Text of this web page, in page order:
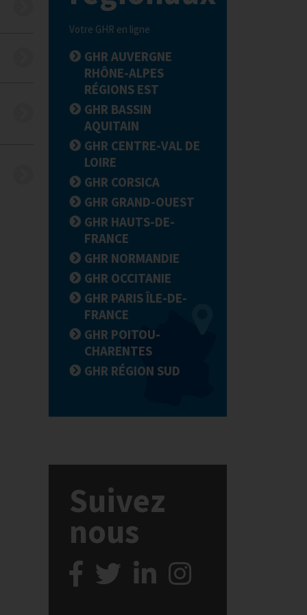
Votre GHR en ligne
GHR AUVERGNE
RHÔNE-ALPES
RÉGIONS EST
GHR BASSIN
AQUITAIN
GHR CENTRE-VAL DE
LOIRE
GHR CORSICA
GHR GRAND-OUEST
GHR HAUTS-DE-
FRANCE
GHR NORMANDIE
GHR OCCITANIE
GHR PARIS ÎLE-DE-
FRANCE
GHR POITOU-
CHARENTES
GHR RÉGION SUD
Suivez
nous